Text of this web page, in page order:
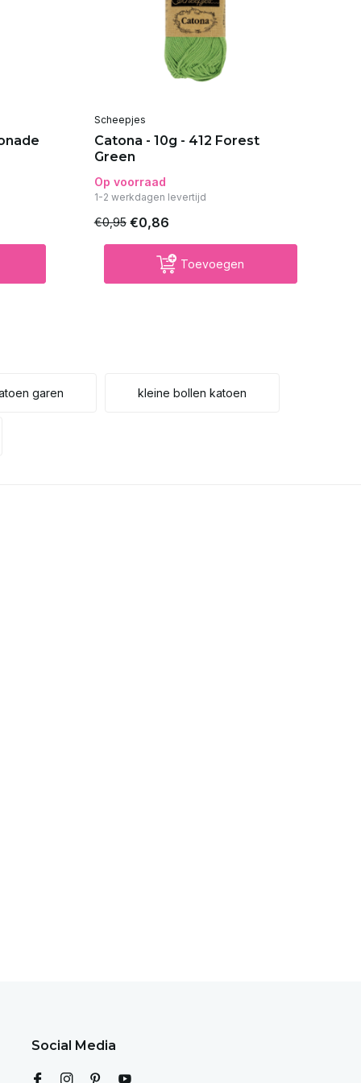
Scheepjes
Catona - 10g - 412 Forest
Green
Op voorraad
1-2 werkdagen levertijd
€0,95 €0,86
Toevoegen
garen kleine bollen katoen
Social Media